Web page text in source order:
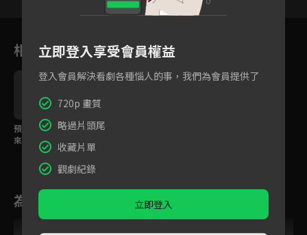
相關花絮
預告：更大的黑暗即將
來襲！今年冬季就讓波
吉繼續療癒你
為您推薦
立即登入享受會員權益
登入會員解決看劇各種惱人的事，我們為會員提供了
720p 畫質
略過片頭尾
收藏片單
觀劇紀錄
立即登入